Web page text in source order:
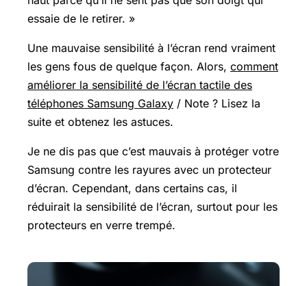
essaie de le retirer. »
Une mauvaise sensibilité à l’écran rend vraiment
les gens fous de quelque façon. Alors, comment
améliorer la sensibilité de l’écran tactile des
téléphones Samsung Galaxy / Note ? Lisez la
suite et obtenez les astuces.
Je ne dis pas que c’est mauvais à protéger votre
Samsung contre les rayures avec un protecteur
d’écran. Cependant, dans certains cas, il
réduirait la sensibilité de l’écran, surtout pour les
protecteurs en verre trempé.